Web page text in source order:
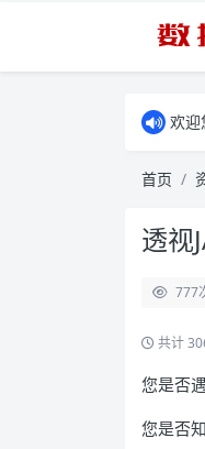
欢迎
首页
透视
777
共计
您是否
您是否